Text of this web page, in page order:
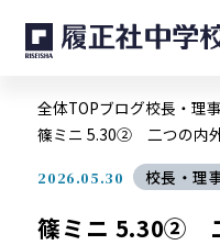
全体TOPブログ校長・理
篠ミニ 5.30② 二つの内
2026.05.30 校長・理
篠ミニ 5.30②